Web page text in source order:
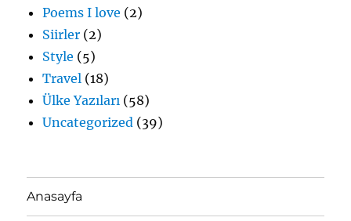
Poems I love (2)
Siirler (2)
Style (5)
Travel (18)
Ülke Yazıları (58)
Uncategorized (39)
Anasayfa